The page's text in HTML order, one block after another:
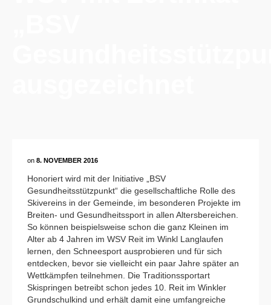
on 8. NOVEMBER 2016
Honoriert wird mit der Initiative „BSV
Gesundheitsstützpunkt“ die gesellschaftliche Rolle des
Skivereins in der Gemeinde, im besonderen Projekte im
Breiten- und Gesundheitssport in allen Altersbereichen.
So können beispielsweise schon die ganz Kleinen im
Alter ab 4 Jahren im WSV Reit im Winkl Langlaufen
lernen, den Schneesport ausprobieren und für sich
entdecken, bevor sie vielleicht ein paar Jahre später an
Wettkämpfen teilnehmen. Die Traditionssportart
Skispringen betreibt schon jedes 10. Reit im Winkler
Grundschulkind und erhält damit eine umfangreiche